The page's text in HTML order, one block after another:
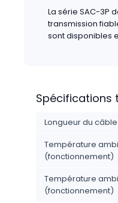
La série SAC-3P
transmission
sont disponibles
Spécifications
Longueur du câble
Température
(fonctionnement)
Température
(fonctionnement)